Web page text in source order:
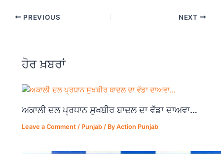
c
e
o
o
k
at
s
p
p
ar
e
PREVIOUS NEXT
ਹੋਰ ਖ਼ਬਰਾਂ
ਅਕਾਲੀ ਦਲ ਪ੍ਰਧਾਨ ਸੁਖਬੀਰ ਬਾਦਲ ਦਾ ਵੱਡਾ ਦਾਅਵਾ…
Leave a Comment / Punjab / ByAction Punjab